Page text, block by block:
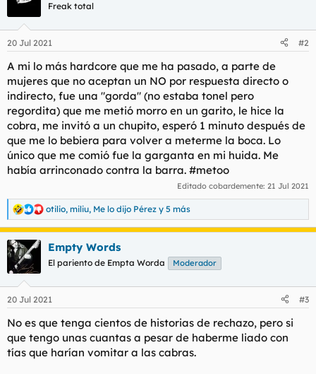
e
:
Freak total
20 Jul 2021 #2
A mi lo más hardcore que me ha pasado, a parte de
mujeres que no aceptan un NO por respuesta directo o
indirecto, fue una "gorda" (no estaba tonel pero
regordita) que me metió morro en un garito, le hice la
cobra, me invitó a un chupito, esperó 1 minuto después de
que me lo bebiera para volver a meterme la boca. Lo
único que me comió fue la garganta en mi huida. Me
había arrinconado contra la barra. #metoo
Editado cobardemente: 21 Jul 2021
R
e
a
c
c
i
e
:
otilio, miliu, Me lo dijo Pérez y 5 más
Empty Words
El pariento de Empta Worda Moderador
20 Jul 2021 #3
No es que tenga cientos de historias de rechazo, pero si
que tengo unas cuantas a pesar de haberme liado con
tías que harían vomitar a las cabras.